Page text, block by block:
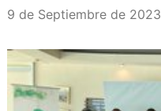
9 de Septiembre de 2023